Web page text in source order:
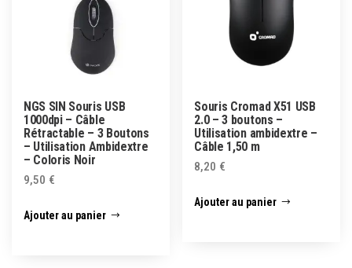
NGS SIN Souris USB
1000dpi – Câble
Rétractable – 3 Boutons
– Utilisation Ambidextre
– Coloris Noir
9,50 €
Ajouter au panier
Souris Cromad X51 USB
2.0 – 3 boutons –
Utilisation ambidextre –
Câble 1,50 m
8,20 €
Ajouter au panier